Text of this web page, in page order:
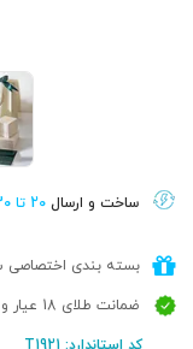
ساخت و ارسال 20 تا 30 روز کاری
بسته بندی اختصاصی
ضمانت طلای 18 عیار و فاکتور رسمی
کد استاندارد: T1921